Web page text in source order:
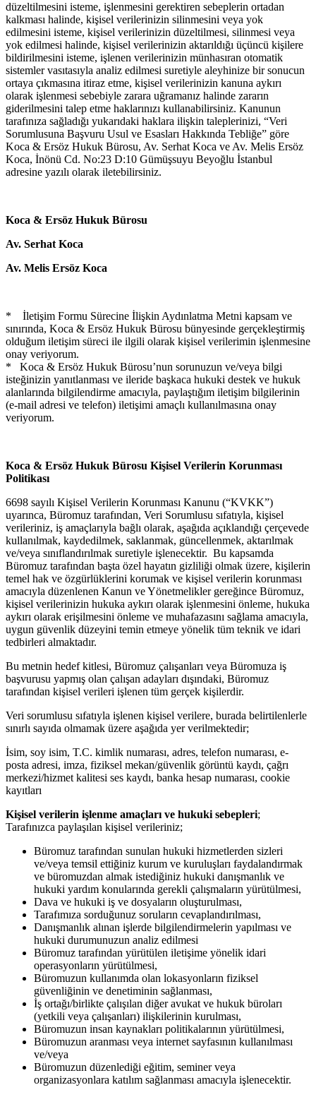
düzeltilmesini isteme, işlenmesini gerektiren sebeplerin ortadan
kalkması halinde, kişisel verilerinizin silinmesini veya yok
edilmesini isteme, kişisel verilerinizin düzeltilmesi, silinmesi veya
yok edilmesi halinde, kişisel verilerinizin aktarıldığı üçüncü kişilere
bildirilmesini isteme, işlenen verilerinizin münhasıran otomatik
sistemler vasıtasıyla analiz edilmesi suretiyle aleyhinize bir sonucun
ortaya çıkmasına itiraz etme, kişisel verilerinizin kanuna aykırı
olarak işlenmesi sebebiyle zarara uğramanız halinde zararın
giderilmesini talep etme haklarınızı kullanabilirsiniz. Kanunun
tarafınıza sağladığı yukarıdaki haklara ilişkin taleplerinizi, “Veri
Sorumlusuna Başvuru Usul ve Esasları Hakkında Tebliğe” göre
Koca & Ersöz Hukuk Bürosu, Av. Serhat Koca ve Av. Melis Ersöz
Koca, İnönü Cd. No:23 D:10 Gümüşsuyu Beyoğlu İstanbul
adresine yazılı olarak iletebilirsiniz.
Koca & Ersöz Hukuk Bürosu
Av. Serhat Koca
Av. Melis Ersöz Koca
* İletişim Formu Sürecine İlişkin Aydınlatma Metni kapsam ve
sınırında, Koca & Ersöz Hukuk Bürosu bünyesinde gerçekleştirmiş
olduğum iletişim süreci ile ilgili olarak kişisel verilerimin işlenmesine
onay veriyorum.
* Koca & Ersöz Hukuk Bürosu’nun sorunuzun ve/veya bilgi
isteğinizin yanıtlanması ve ileride başkaca hukuki destek ve hukuk
alanlarında bilgilendirme amacıyla, paylaştığım iletişim bilgilerinin
(e-mail adresi ve telefon) iletişimi amaçlı kullanılmasına onay
veriyorum.
Koca & Ersöz Hukuk Bürosu Kişisel Verilerin Korunması
Politikası
6698 sayılı Kişisel Verilerin Korunması Kanunu (“KVKK”)
uyarınca, Büromuz tarafından, Veri Sorumlusu sıfatıyla, kişisel
verileriniz, iş amaçlarıyla bağlı olarak, aşağıda açıklandığı çerçevede
kullanılmak, kaydedilmek, saklanmak, güncellenmek, aktarılmak
ve/veya sınıflandırılmak suretiyle işlenecektir. Bu kapsamda
Büromuz tarafından başta özel hayatın gizliliği olmak üzere, kişilerin
temel hak ve özgürlüklerini korumak ve kişisel verilerin korunması
amacıyla düzenlenen Kanun ve Yönetmelikler gereğince Büromuz,
kişisel verilerinizin hukuka aykırı olarak işlenmesini önleme, hukuka
aykırı olarak erişilmesini önleme ve muhafazasını sağlama amacıyla,
uygun güvenlik düzeyini temin etmeye yönelik tüm teknik ve idari
tedbirleri almaktadır.
Bu metnin hedef kitlesi, Büromuz çalışanları veya Büromuza iş
başvurusu yapmış olan çalışan adayları dışındaki, Büromuz
tarafından kişisel verileri işlenen tüm gerçek kişilerdir.
Veri sorumlusu sıfatıyla işlenen kişisel verilere, burada belirtilenlerle
sınırlı sayıda olmamak üzere aşağıda yer verilmektedir;
İsim, soy isim, T.C. kimlik numarası, adres, telefon numarası, e-
posta adresi, imza, fiziksel mekan/güvenlik görüntü kaydı, çağrı
merkezi/hizmet kalitesi ses kaydı, banka hesap numarası, cookie
kayıtları
Kişisel verilerin işlenme amaçları ve hukuki sebepleri;
Tarafınızca paylaşılan kişisel verileriniz;
Büromuz tarafından sunulan hukuki hizmetlerden sizleri
ve/veya temsil ettiğiniz kurum ve kuruluşları faydalandırmak
ve büromuzdan almak istediğiniz hukuki danışmanlık ve
hukuki yardım konularında gerekli çalışmaların yürütülmesi,
Dava ve hukuki iş ve dosyaların oluşturulması,
Tarafımıza sorduğunuz soruların cevaplandırılması,
Danışmanlık alınan işlerde bilgilendirmelerin yapılması ve
hukuki durumunuzun analiz edilmesi
Büromuz tarafından yürütülen iletişime yönelik idari
operasyonların yürütülmesi,
Büromuzun kullanımda olan lokasyonların fiziksel
güvenliğinin ve denetiminin sağlanması,
İş ortağı/birlikte çalışılan diğer avukat ve hukuk büroları
(yetkili veya çalışanları) ilişkilerinin kurulması,
Büromuzun insan kaynakları politikalarının yürütülmesi,
Büromuzun aranması veya internet sayfasının kullanılması
ve/veya
Büromuzun düzenlediği eğitim, seminer veya
organizasyonlara katılım sağlanması amacıyla işlenecektir.